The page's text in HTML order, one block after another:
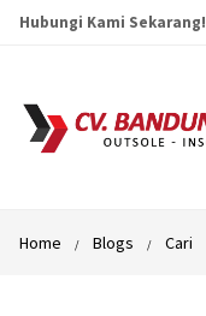
Hubungi Kami Sekarang!
Home Blogs Cari